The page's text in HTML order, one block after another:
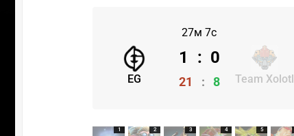
27м 7с
EG Team Xolotl
1 : 0
21 : 8
1 2 3 4 5